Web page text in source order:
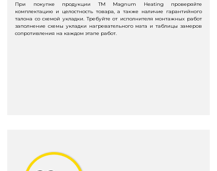
При покупке продукции ТМ Magnum Heating проверяйте
комплектацию и целостность товара, а также наличие гарантийного
талона со схемой укладки. Требуйте от исполнителя монтажных работ
заполнение схемы укладки нагревательного мата и таблицы замеров
сопротивления на каждом этапе работ.